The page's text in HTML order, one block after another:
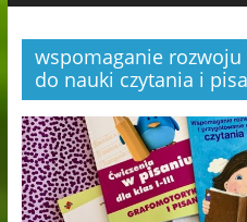
wspomaganie
do nauki czytania i